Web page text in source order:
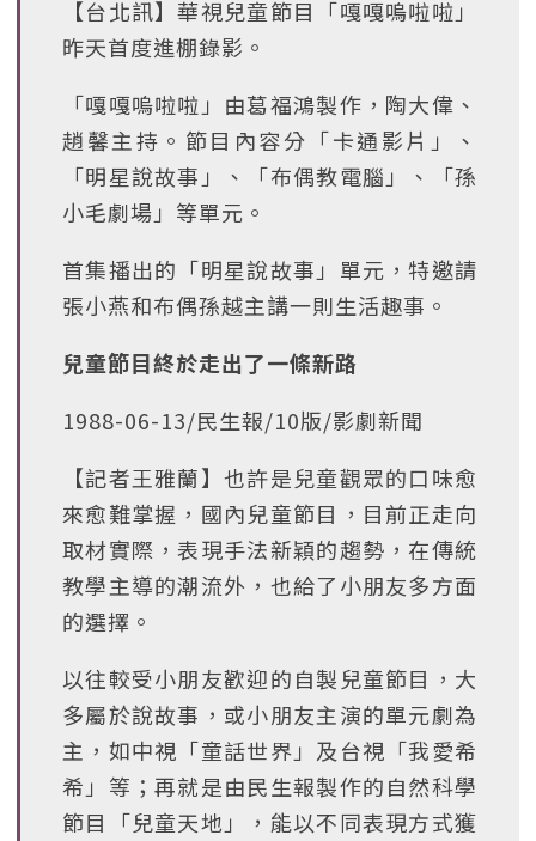
【台北訊】華視兒童節目「嘎嘎嗚啦啦」
昨天首度進棚錄影。
「嘎嘎嗚啦啦」由葛福鴻製作，陶大偉、
趙馨主持。節目內容分「卡通影片」、
「明星說故事」、「布偶教電腦」、「孫
小毛劇場」等單元。
首集播出的「明星說故事」單元，特邀請
張小燕和布偶孫越主講一則生活趣事。
兒童節目終於走出了一條新路
1988-06-13/民生報/10版/影劇新聞
【記者王雅蘭】也許是兒童觀眾的口味愈
來愈難掌握，國內兒童節目，目前正走向
取材實際，表現手法新穎的趨勢，在傳統
教學主導的潮流外，也給了小朋友多方面
的選擇。
以往較受小朋友歡迎的自製兒童節目，大
多屬於說故事，或小朋友主演的單元劇為
主，如中視「童話世界」及台視「我愛希
希」等；再就是由民生報製作的自然科學
節目「兒童天地」，能以不同表現方式獲